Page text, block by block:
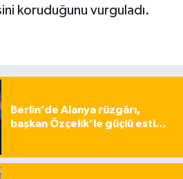
koruduğunu vurguladı.
Berlin’de Alanya rüzgârı,
başkan Özçelik’le güçlü esti…